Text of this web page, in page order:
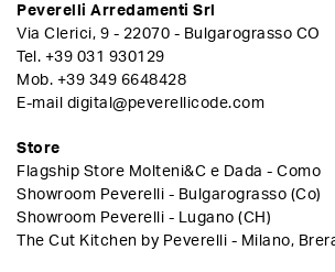
Peverelli Arredamenti Srl
Via Clerici, 9 - 22070 - Bulgarograsso CO
Tel. +39 031 930129
Mob. +39 349 6648428
E-mail digital@peverellicode.com
Store
Flagship Store Molteni&C e Dada - Como
Showroom Peverelli - Bulgarograsso (Co)
Showroom Peverelli - Lugano (CH)
The Cut Kitchen by Peverelli - Milano,